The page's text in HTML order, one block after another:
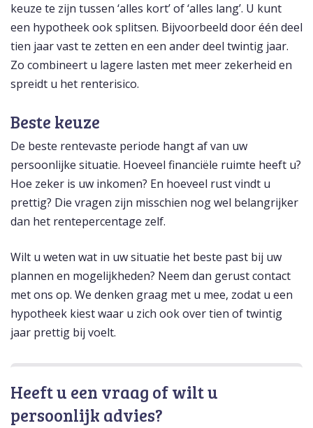
keuze te zijn tussen ‘alles kort’ of ‘alles lang’. U kunt
een hypotheek ook splitsen. Bijvoorbeeld door één deel
tien jaar vast te zetten en een ander deel twintig jaar.
Zo combineert u lagere lasten met meer zekerheid en
spreidt u het renterisico.
Beste keuze
De beste rentevaste periode hangt af van uw
persoonlijke situatie. Hoeveel financiële ruimte heeft u?
Hoe zeker is uw inkomen? En hoeveel rust vindt u
prettig? Die vragen zijn misschien nog wel belangrijker
dan het rentepercentage zelf.
Wilt u weten wat in uw situatie het beste past bij uw
plannen en mogelijkheden? Neem dan gerust contact
met ons op. We denken graag met u mee, zodat u een
hypotheek kiest waar u zich ook over tien of twintig
jaar prettig bij voelt.
Heeft u een vraag of wilt u
persoonlijk advies?